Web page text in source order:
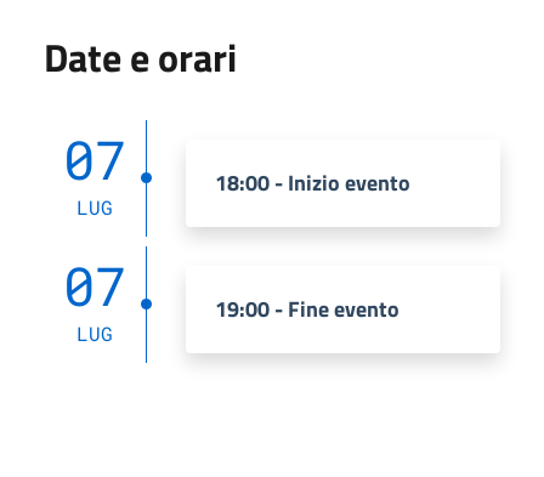
Date e orari
07
LUG
18:00 - Inizio evento
07
LUG
19:00 - Fine evento